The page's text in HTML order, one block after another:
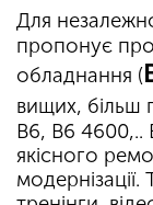
Для
пропонує
обладнання (
вищих, більш
B6, B6 4600,..
якісного